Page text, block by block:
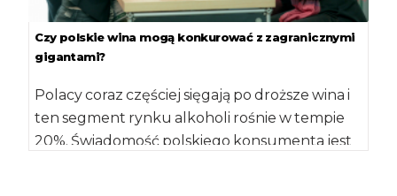
Czy polskie wina mogą konkurować z zagranicznymi
gigantami?
Polacy coraz częściej sięgają po droższe wina i
ten segment rynku alkoholi rośnie w tempie
20%. Świadomość polskiego konsumenta jest